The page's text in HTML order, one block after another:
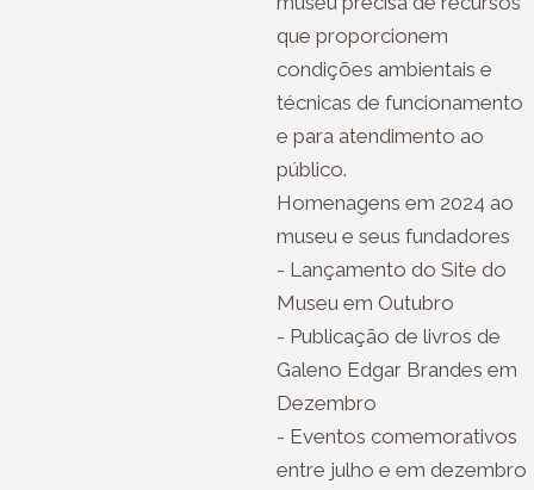
que proporcionem
condições ambientais e
técnicas de funcionamento
e para atendimento ao
público.
Homenagens em 2024 ao
museu e seus fundadores
- Lançamento do Site do
Museu em Outubro
- Publicação de livros de
Galeno Edgar Brandes em
Dezembro
- Eventos comemorativos
entre julho e em dezembro